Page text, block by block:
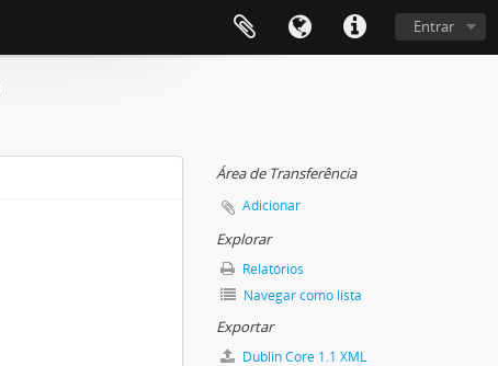
Entrar
Área de Transferência
Adicionar
Explorar
Relatórios
Navegar como lista
Exportar
Dublin Core 1.1 XML